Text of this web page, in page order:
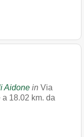
Aidone in Via
a 18.02 km. da